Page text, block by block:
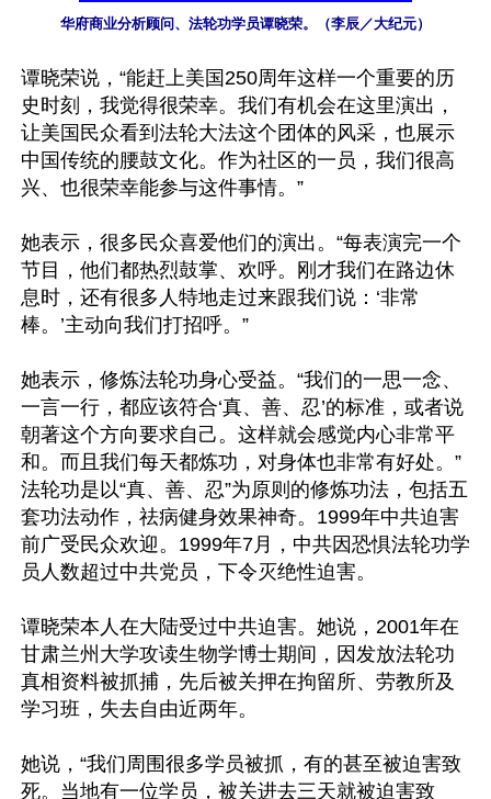
华府商业分析顾问、法轮功学员谭晓荣。（李辰／大纪元）
谭晓荣说，“能赶上美国250周年这样一个重要的历
史时刻，我觉得很荣幸。我们有机会在这里演出，
让美国民众看到法轮大法这个团体的风采，也展示
中国传统的腰鼓文化。作为社区的一员，我们很高
兴、也很荣幸能参与这件事情。”
她表示，很多民众喜爱他们的演出。“每表演完一个
节目，他们都热烈鼓掌、欢呼。刚才我们在路边休
息时，还有很多人特地走过来跟我们说：‘非常
棒。’主动向我们打招呼。”
她表示，修炼法轮功身心受益。“我们的一思一念、
一言一行，都应该符合‘真、善、忍’的标准，或者说
朝著这个方向要求自己。这样就会感觉内心非常平
和。而且我们每天都炼功，对身体也非常有好处。”
法轮功是以“真、善、忍”为原则的修炼功法，包括五
套功法动作，祛病健身效果神奇。1999年中共迫害
前广受民众欢迎。1999年7月，中共因恐惧法轮功学
员人数超过中共党员，下令灭绝性迫害。
谭晓荣本人在大陆受过中共迫害。她说，2001年在
甘肃兰州大学攻读生物学博士期间，因发放法轮功
真相资料被抓捕，先后被关押在拘留所、劳教所及
学习班，失去自由近两年。
她说，“我们周围很多学员被抓，有的甚至被迫害致
死。当地有一位学员，被关进去三天就被迫害致